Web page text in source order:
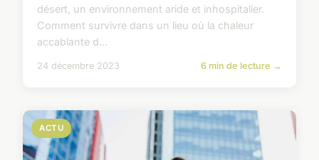
désert, un environnement aride et inhospitalier.
Comment survivre dans un lieu où la chaleur
accablante d...
24 décembre 2023 6 min de lecture →
ACTU